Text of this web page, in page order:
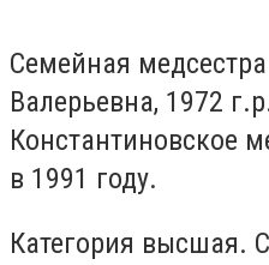
Семейная
Валерьевна, 1972
Константиновское
в 1991 году.
Категория высшая.